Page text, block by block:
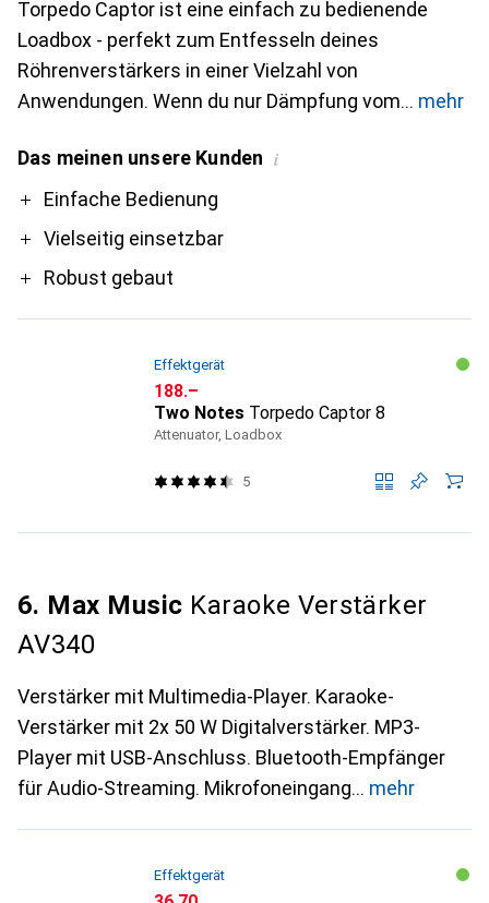
Torpedo Captor ist eine einfach zu bedienende
Loadbox - perfekt zum Entfesseln deines
Röhrenverstärkers in einer Vielzahl von
Anwendungen. Wenn du nur Dämpfung vom
mehr
Das meinen unsere Kunden i
ProEinfache Bedienung
Vielseitig einsetzbar
Robust gebaut
Effektgerät
CHF
188.–
Two Notes Torpedo Captor 8
Attenuator, Loadbox
5
6. Max Music Karaoke Verstärker
AV340
Verstärker mit Multimedia-Player. Karaoke-
Verstärker mit 2x 50 W Digitalverstärker. MP3-
Player mit USB-Anschluss. Bluetooth-Empfänger
für Audio-Streaming. Mikrofoneingang
mehr
Effektgerät